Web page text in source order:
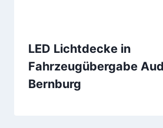
LED Lichtdecke in
Fahrzeugübergabe
Bernburg